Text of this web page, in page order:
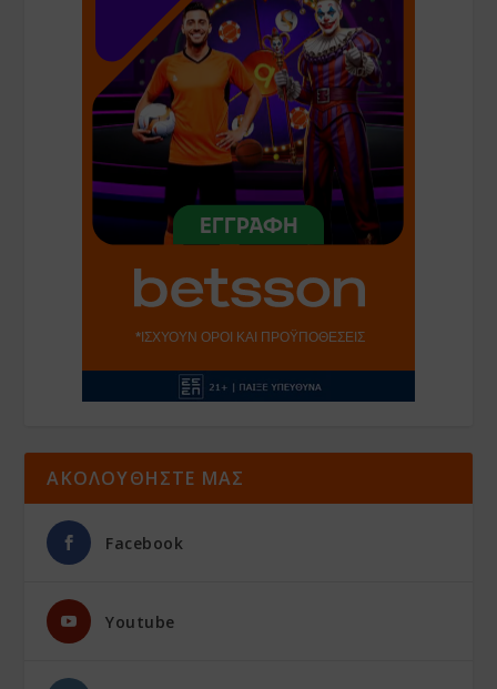
ΑΚΟΛΟΥΘΗΣΤΕ ΜΑΣ
Facebook
Youtube